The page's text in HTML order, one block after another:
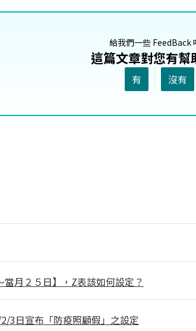
給我們一些 FeedBack
這篇文章對您有幫
有 沒有
月２５日】，Z表該如何設定？
3日宣布「防疫照顧假」之設定